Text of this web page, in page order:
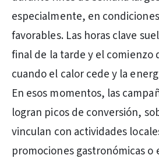
especialmente, en
favorables. Las horas clave
final de la tarde y el comienzo
cuando el calor cede y la
En esos momentos, las
logran picos de conversión,
vinculan con actividades
promociones gastronómicas o